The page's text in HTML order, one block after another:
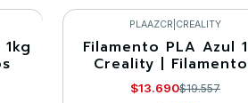
VER DETALLES
-30%
PLAAZCR CREALITY
Filamento PLA Azul
Creality |
$13.690$19.557